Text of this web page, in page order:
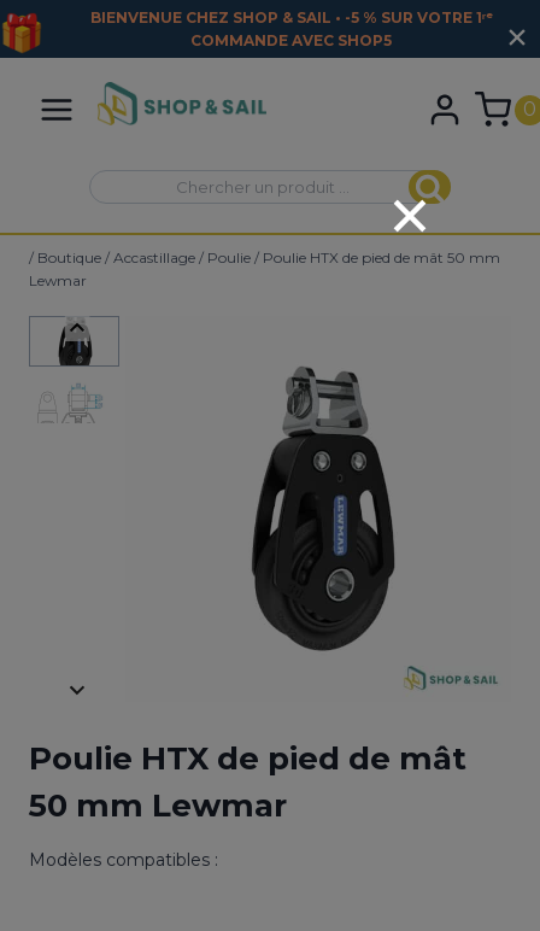
contenu
0
Recherche
pour :
Recherche
/ Boutique / Accastillage / Poulie / Poulie HTX de pied de mât 50 mm
Lewmar
Poulie HTX de pied de mât
50 mm Lewmar
Modèles compatibles :
1ʳᵉ
LIVRAISON OFFERTE DÈS 250 € TTC EN FRANCE
MÉTROPOLITAINE